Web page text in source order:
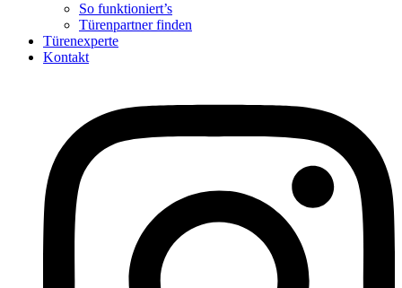
So funktioniert’s
Türenpartner finden
Türenexperte
Kontakt